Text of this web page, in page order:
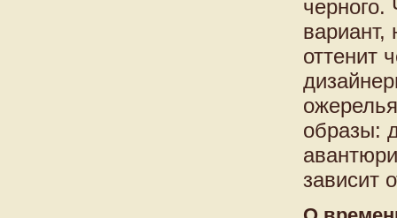
оттенит
образы:
зависит